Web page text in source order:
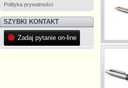
Polityka prywatności
SZYBKI KONTAKT
Zadaj pytanie on-line